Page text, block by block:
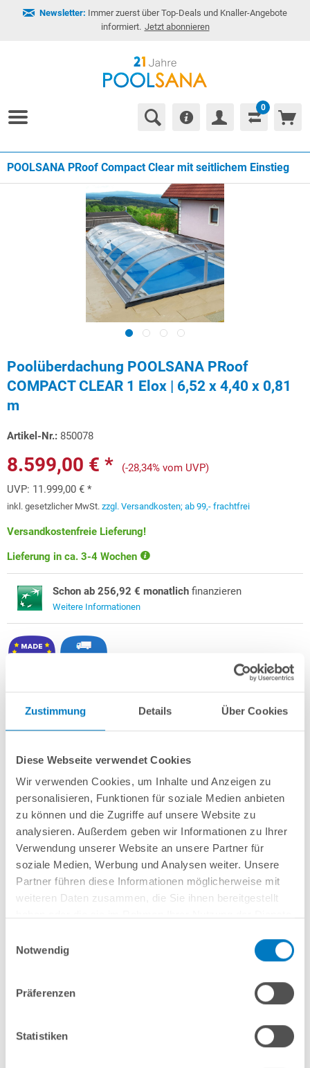
Zustimmung Details Über Cookies
Diese Webseite verwendet Cookies
Wir verwenden Cookies, um Inhalte und Anzeigen zu
personalisieren, Funktionen für soziale Medien anbieten
zu können und die Zugriffe auf unsere Website zu
analysieren. Außerdem geben wir Informationen zu Ihrer
Verwendung unserer Website an unsere Partner für
soziale Medien, Werbung und Analysen weiter. Unsere
Partner führen diese Informationen möglicherweise mit
weiteren Daten zusammen, die Sie ihnen bereitgestellt
Notwendig
Präferenzen
Statistiken
Newsletter: Immer zuerst über Top-Deals und Knaller-Angebote
informiert. Jetzt abonnieren
0
POOLSANA PRoof Compact Clear mit seitlichem Einstieg
Poolüberdachung POOLSANA PRoof
COMPACT CLEAR 1 Elox | 6,52 x 4,40 x 0,81
m
Artikel-Nr.: 850078
8.599,00 € *
(-28,34% vom UVP)
UVP: 11.999,00 € *
inkl. gesetzlicher MwSt. zzgl. Versandkosten; ab 99,- frachtfrei
Versandkostenfreie Lieferung!
Lieferung in ca. 3-4 Wochen
Schon ab 256,92 € monatlich finanzieren
Weitere Informationen
Extra flache Ausführung
Polycarbonat-Massivplatten 4 mm (Klarglas)
Mit begehbaren Schienen und abschließbarer Seitentür (nach oben
Vormontierte Fertigmodule = sehr schnelle und einfache Montage
Außenmaße: 6,52 x 4,40 x 0,81 m
Innenmaße: 6,42 x 3,90 x 0,80 m
Auswahl Schiebetür-Seite:
Anfrageformular